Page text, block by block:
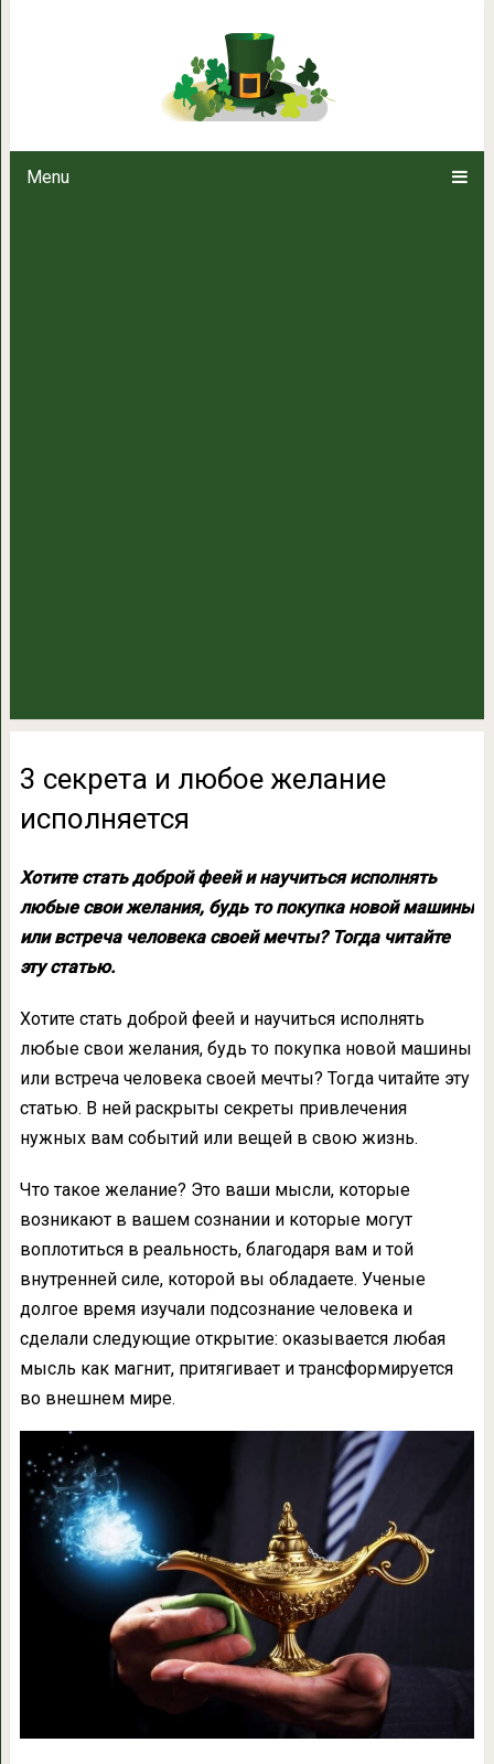
Menu
3 секрета и любое
3 секрета и любое желание
исполняется
Хотите стать доброй феей и научиться исполнять
любые свои желания, будь то покупка новой машины
или встреча человека своей мечты? Тогда читайте
эту статью.
Хотите стать доброй феей и научиться исполнять
любые свои желания, будь то покупка новой машины
или встреча человека своей мечты? Тогда читайте эту
статью. В ней раскрыты секреты привлечения
нужных вам событий или вещей в свою жизнь.
Что такое желание? Это ваши мысли, которые
возникают в вашем сознании и которые могут
воплотиться в реальность, благодаря вам и той
внутренней силе, которой вы обладаете. Ученые
долгое время изучали подсознание человека и
сделали следующие открытие: оказывается любая
мысль как магнит, притягивает и трансформируется
во внешнем мире.